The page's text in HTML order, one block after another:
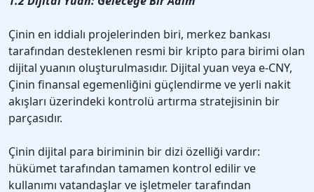
Çinin en iddialı projelerinden biri, merkez bankası
tarafından desteklenen resmi bir kripto para birimi olan
dijital yuanın oluşturulmasıdır. Dijital yuan veya e-CNY,
Çinin finansal egemenliğini güçlendirme ve yerli nakit
akışları üzerindeki kontrolü artırma stratejisinin bir
parçasıdır.
Çinin dijital para biriminin bir dizi özelliği vardır:
hükümet tarafından tamamen kontrol edilir ve
kullanımı vatandaşlar ve işletmeler tarafından